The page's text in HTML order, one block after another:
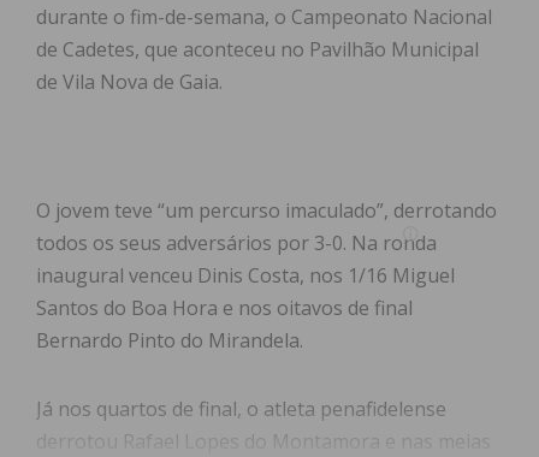
durante o fim-de-semana, o Campeonato Nacional
de Cadetes, que aconteceu no Pavilhão Municipal
de Vila Nova de Gaia.
O jovem teve “um percurso imaculado”, derrotando
todos os seus adversários por 3-0. Na ronda
inaugural venceu Dinis Costa, nos 1/16 Miguel
Santos do Boa Hora e nos oitavos de final
Bernardo Pinto do Mirandela.
Já nos quartos de final, o atleta penafidelense
derrotou Rafael Lopes do Montamora e nas meias